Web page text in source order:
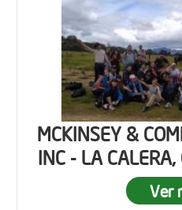
MCKINSEY &
INC - LA
Ver